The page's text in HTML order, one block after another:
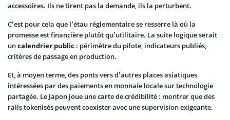
accessoires. Ils ne tirent pas la demande, ils la perturbent.
C’est pour cela que l’étau réglementaire se resserre là où la
promesse est financière plutôt qu’utilitaire. La suite logique serait
uncalendrier public : périmètre du pilote, indicateurs publiés,
critères de passage en production.
Et, à moyen terme, des ponts vers d’autres places asiatiques
intéressées par des paiements en monnaie locale sur technologie
partagée. Le Japon joue une carte de crédibilité : montrer que des
rails tokenisés peuvent coexister avec une supervision exigeante.